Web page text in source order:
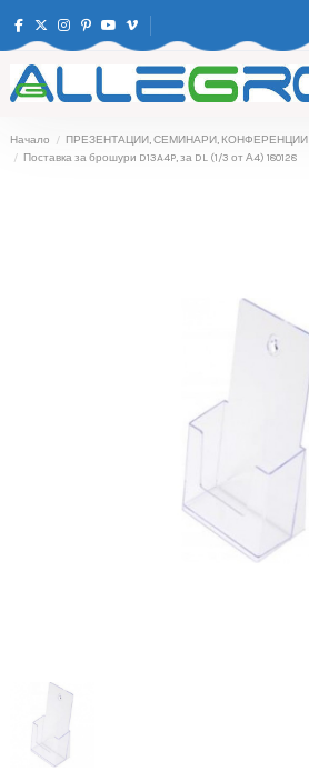
Начало ПРЕЗЕНТАЦИИ, СЕМИНАРИ, КОНФЕРЕНЦИИ
Поставка за брошури D13A4P, за DL (1/3 от А4) 180128